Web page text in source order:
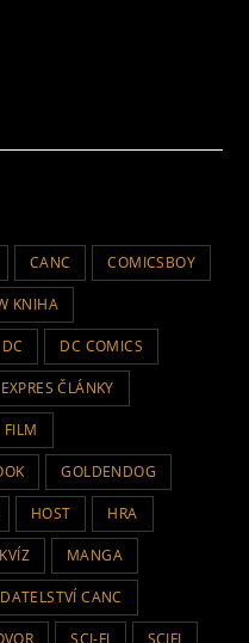
CANC COMICSBOY
KNIHA
DC DC COMICS
EXPRES ČLÁNKY
FILM
GOLDENDOG
HOST HRA
KVÍZ MANGA
CANC